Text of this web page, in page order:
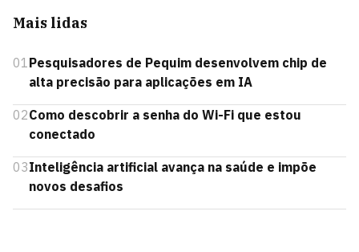
Mais lidas
01Pesquisadores de Pequim desenvolvem chip de
alta precisão para aplicações em IA
02Como descobrir a senha do Wi-Fi que estou
conectado
03Inteligência artificial avança na saúde e impõe
novos desafios